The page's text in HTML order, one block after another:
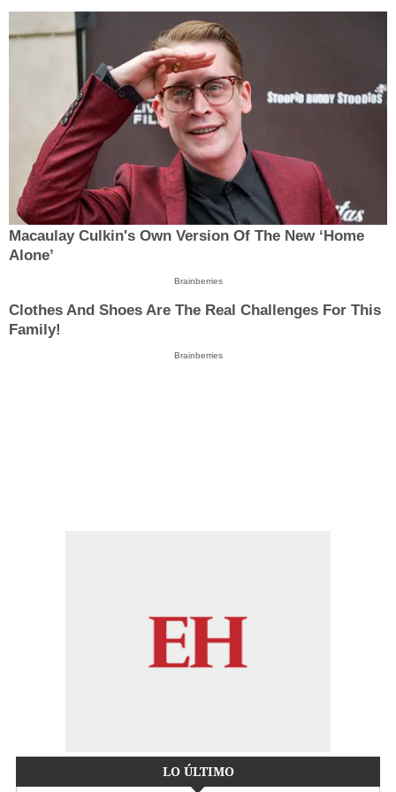
Macaulay Culkin's Own Version Of The New ‘Home
Alone’
Brainberries
Clothes And Shoes Are The Real Challenges For This
Family!
Brainberries
LO ÚLTIMO